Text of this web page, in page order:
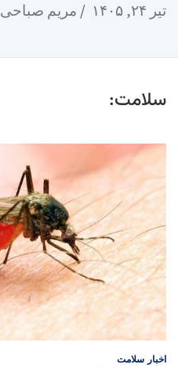
تیر ۲۴, ۱۴۰۵ مریم صباحی
سلامت:
اخبار سلامت